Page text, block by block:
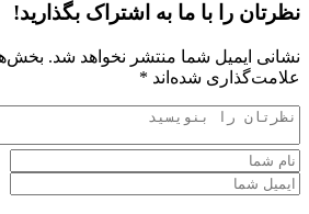
نظرتان را با ما به اشتراک بگذارید!
نشانی ایمیل شما منتشر نخواهد شد.
علامت‌گذاری شده‌اند *